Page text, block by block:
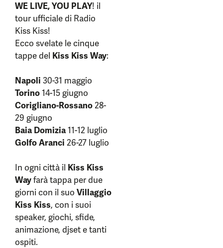
WE LIVE, YOU PLAY! il
tour ufficiale di Radio
Kiss Kiss!
Ecco svelate le cinque
tappe del Kiss Kiss Way:
Napoli 30-31 maggio
Torino14-15 giugno
Corigliano-Rossano 28-
29 giugno
Baia Domizia11-12 luglio
Golfo Aranci 26-27 luglio
In ogni città il Kiss Kiss
Wayfarà tappa per due
giorni con il suo Villaggio
Kiss Kiss, con i suoi
speaker, giochi, sfide,
animazione, djset e tanti
ospiti.